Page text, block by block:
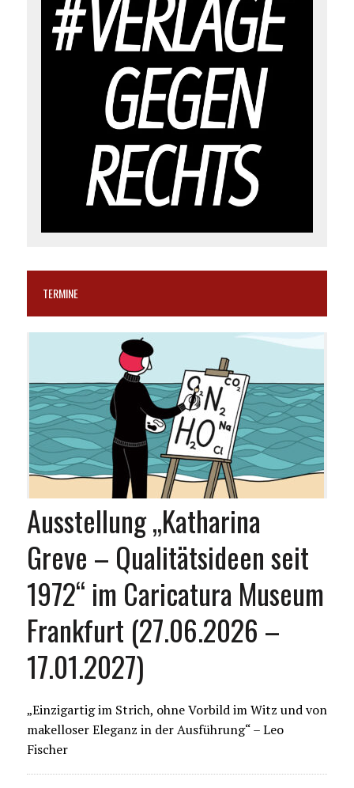
TERMINE
Ausstellung „Katharina
Greve – Qualitätsideen seit
1972“ im Caricatura Museum
Frankfurt (27.06.2026 –
17.01.2027)
„Einzigartig im Strich, ohne Vorbild im Witz und von
makelloser Eleganz in der Ausführung“ – Leo
Fischer